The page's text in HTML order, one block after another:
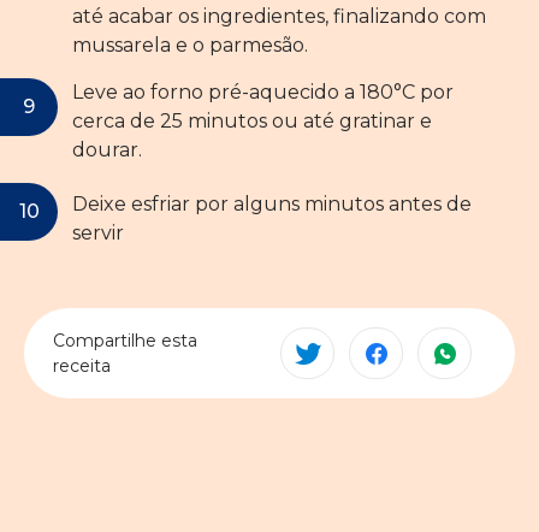
até acabar os ingredientes, finalizando com
mussarela e o parmesão.
Leve ao forno pré-aquecido a 180°C por
cerca de 25 minutos ou até gratinar e
dourar.
Deixe esfriar por alguns minutos antes de
servir
Compartilhe esta
receita